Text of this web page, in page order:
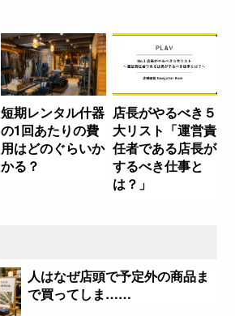
短期レンタル什器
の1回あたりの費
用はどのぐらいか
かる？
店長がやるべき５
大リスト「運営責
任者である店長が
するべき仕事と
は？」
人はなぜ店頭で予定外の商品ま
で買ってしま……